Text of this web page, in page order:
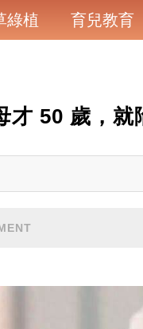
綠植 育兒教育
才 50 歲，就